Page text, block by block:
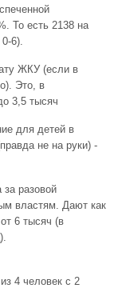
То есть 2138 на
6).
ЖКУ (если в
Это, в
3,5 тысяч
для детей в
не на руки) -
разовой
властям. Дают как
6 тысяч (в
4 человек с 2